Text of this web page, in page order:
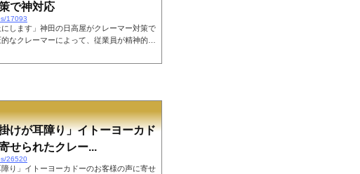
で神対応
17093
にします」神田の日高屋がクレーマー対策で
なクレーマーによって、従業員が精神的苦
を浴びています。客であっても対等な関係
マ味噌冷やし麺と半チャーハンを持ちから
冷やし麺を面が固まってると...
けが耳障り」イトーヨーカド
せられたクレー...
26520
障り」イトーヨーカドーのお客様の声に寄せ